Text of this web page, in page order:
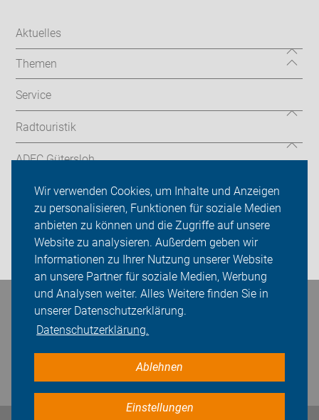
Wir verwenden Cookies, um Inhalte und Anzeigen
zu personalisieren, Funktionen für soziale Medien
anbieten zu können und die Zugriffe auf unsere
Website zu analysieren. Außerdem geben wir
Informationen zu Ihrer Nutzung unserer Website
an unsere Partner für soziale Medien, Werbung
und Analysen weiter. Alles Weitere finden Sie in
unserer Datenschutzerklärung.
Datenschutzerklärung.
Ablehnen
Einstellungen
Aktuelles
Themen
Service
Radtouristik
ADFC Gütersloh
Sei dabei
Presse
Login
Bleiben Sie in Kontakt